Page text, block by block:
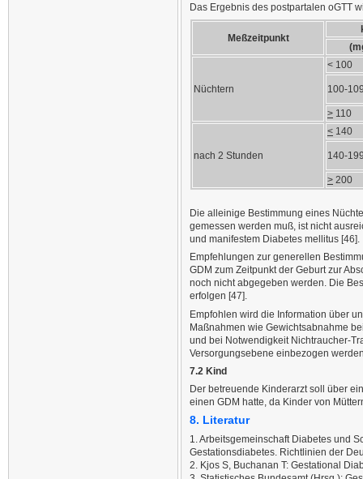
Das Ergebnis des postpartalen oGTT
Meßzeitpunkt
Nüchtern
< 100
100-
> 110
nach 2 Stunden
< 140
140-
> 200
Die alleinige Bestimmung eines
gemessen werden muß, ist nicht
und manifestem Diabetes mellitus [46].
Empfehlungen zur generellen
GDM zum Zeitpunkt der Geburt zur
noch nicht abgegeben werden. Die
erfolgen [47].
Empfohlen wird die Information über
Maßnahmen wie Gewichtsabnahme
und bei Notwendigkeit Nichtraucher-
Versorgungsebene einbezogen
7.2 Kind
Der betreuende Kinderarzt soll über
einen GDM hatte, da Kinder von
8. Literatur
1. Arbeitsgemeinschaft Diabetes und
Gestationsdiabetes. Richtlinien der
2. Kjos S, Buchanan T: Gestational